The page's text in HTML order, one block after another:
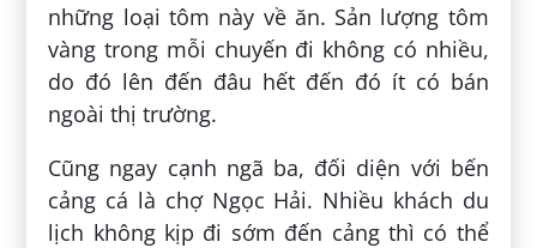
những loại tôm này về ăn. Sản lượng tôm
vàng trong mỗi chuyến đi không có nhiều,
do đó lên đến đâu hết đến đó ít có bán
ngoài thị trường.
Cũng ngay cạnh ngã ba, đối diện với bến
cảng cá là chợ Ngọc Hải. Nhiều khách du
lịch không kịp đi sớm đến cảng thì có thể